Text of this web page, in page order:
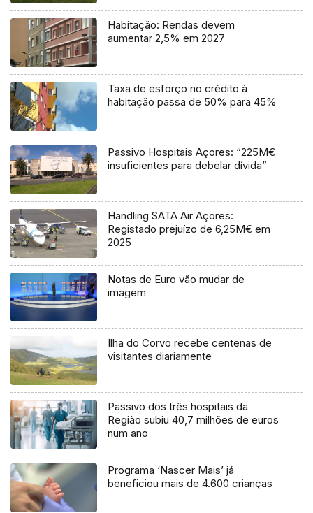
Habitação: Rendas devem
aumentar 2,5% em 2027
Taxa de esforço no crédito à
habitação passa de 50% para 45%
Passivo Hospitais Açores: “225M€
insuficientes para debelar dívida”
Handling SATA Air Açores:
Registado prejuízo de 6,25M€ em
2025
Notas de Euro vão mudar de
imagem
Ilha do Corvo recebe centenas de
visitantes diariamente
Passivo dos três hospitais da
Região subiu 40,7 milhões de euros
num ano
Programa ‘Nascer Mais’ já
beneficiou mais de 4.600 crianças